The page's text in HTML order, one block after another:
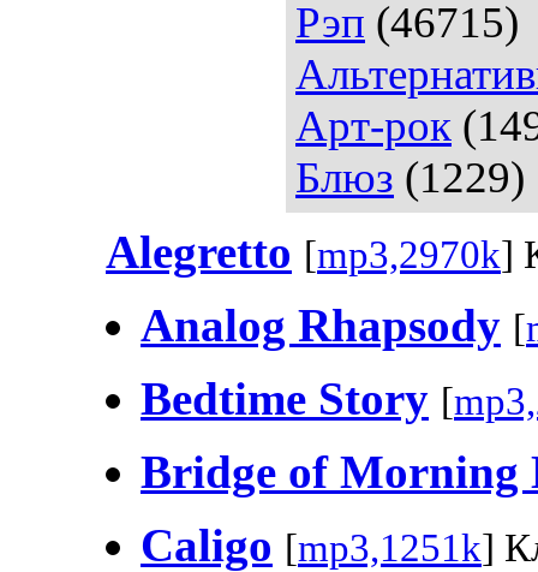
Рэп (46715)
Арт-рок
Блюз (1229)
Alegretto [mp3,2970k]
Analog Rhapsody [
Bedtime Story [
Bridge of Morning
Caligo [mp3,1251k]